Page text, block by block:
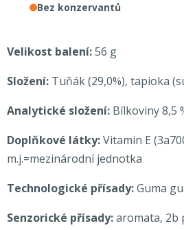
Bez konzervantů
Velikost balení:56 g
Složení: Tuňák (29,0%), tapioka
Analytické složení: Bílkoviny 8,5
Doplňkové látky:Vitamin E
m.j.=mezinárodní jednotka
Technologické přísady:Guma
Senzorické přísady:aromata, 2b